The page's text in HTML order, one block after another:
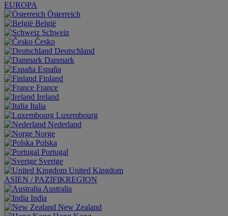
EUROPA
Österreich
België
Schweiz
Česko
Deutschland
Danmark
España
Finland
France
Ireland
Italia
Luxembourg
Nederland
Norge
Polska
Portugal
Sverige
United Kingdom
ASIEN / PAZIFIKREGION
Australia
India
New Zealand